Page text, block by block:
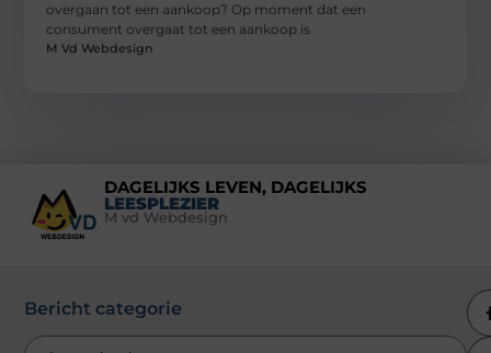
overgaan tot een aankoop? Op moment dat een
consument overgaat tot een aankoop is
M Vd Webdesign
DAGELIJKS LEVEN, DAGELIJKS
LEESPLEZIER
M vd Webdesign
Bericht categorie